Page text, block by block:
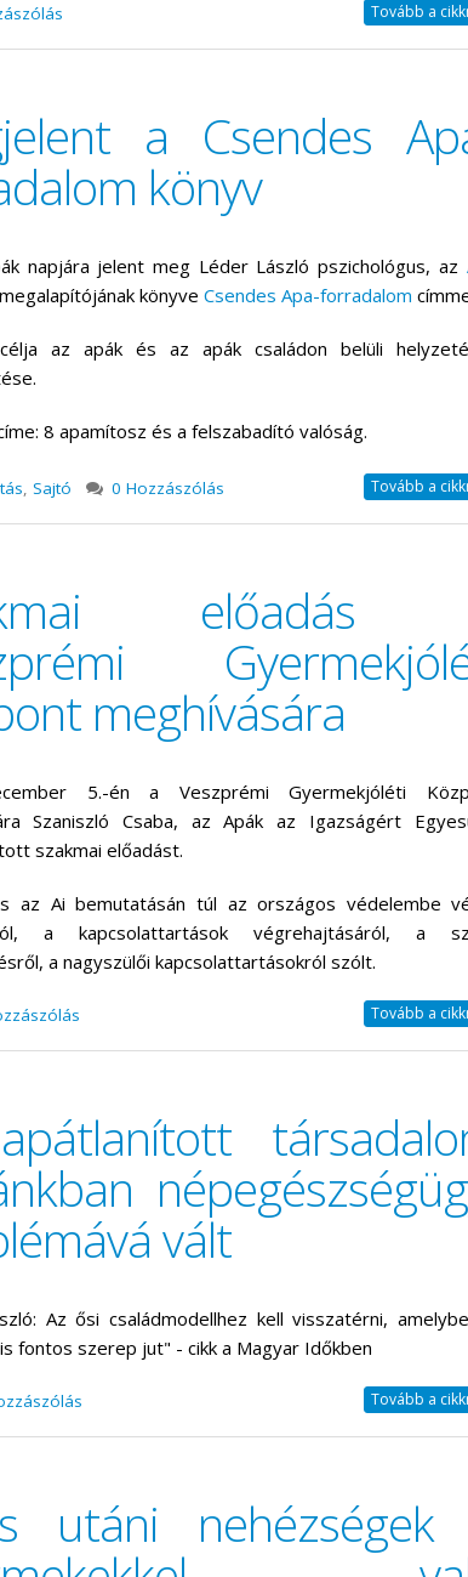
Tovább a
a Csendes
könyv
napjára jelent meg Léder László pszichológus, az
megalapítójának könyve Csendes Apa-forradalom
az apák és az apák családon belüli
8 apamítosz és a felszabadító valóság.
, Sajtó 0 Hozzászólás Tovább a
előadás
meghívására
5.-én a Veszprémi Gyermekjóléti
Szaniszló Csaba, az Apák az Igazságért
szakmai előadást.
az Ai bemutatásán túl az országos védelembe
a kapcsolattartások végrehajtásáról, a
a nagyszülői kapcsolattartásokról szólt.
Tovább a
vált
Az ősi családmodellhez kell visszatérni,
fontos szerep jut" - cikk a Magyar Időkben
Tovább a
utáni nehézségek